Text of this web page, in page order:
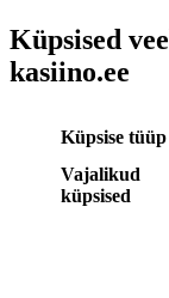
Küpsised
kasiino.ee
Küpsise tüüp
Vajalikud
küpsised